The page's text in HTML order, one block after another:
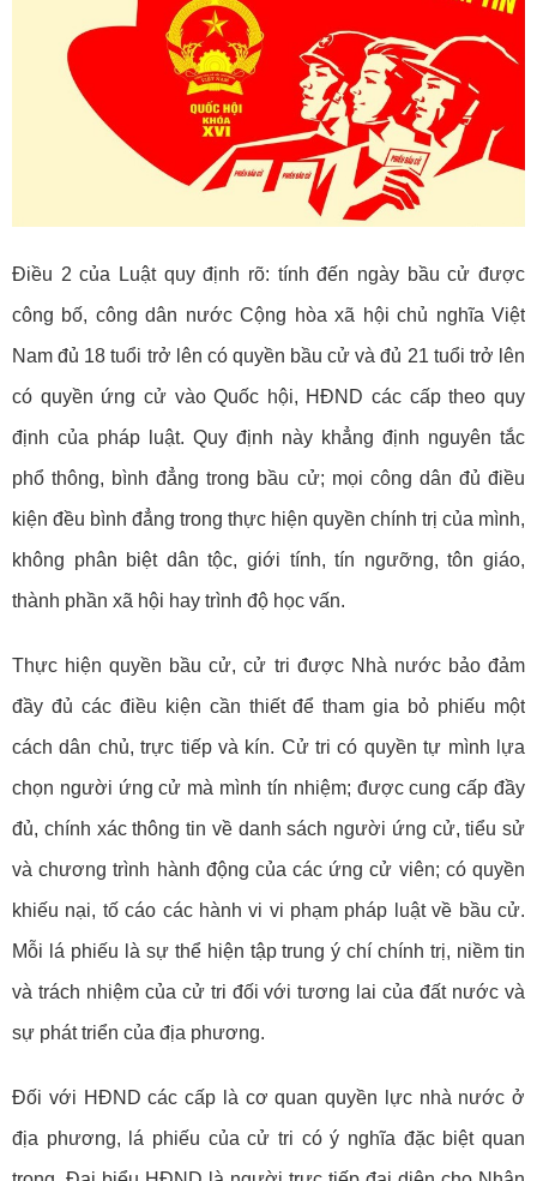
Điều 2 của Luật quy định rõ: tính đến ngày bầu cử được
công bố, công dân nước Cộng hòa xã hội chủ nghĩa Việt
Nam đủ 18 tuổi trở lên có quyền bầu cử và đủ 21 tuổi trở lên
có quyền ứng cử vào Quốc hội, HĐND các cấp theo quy
định của pháp luật. Quy định này khẳng định nguyên tắc
phổ thông, bình đẳng trong bầu cử; mọi công dân đủ điều
kiện đều bình đẳng trong thực hiện quyền chính trị của mình,
không phân biệt dân tộc, giới tính, tín ngưỡng, tôn giáo,
thành phần xã hội hay trình độ học vấn.
Thực hiện quyền bầu cử, cử tri được Nhà nước bảo đảm
đầy đủ các điều kiện cần thiết để tham gia bỏ phiếu một
cách dân chủ, trực tiếp và kín. Cử tri có quyền tự mình lựa
chọn người ứng cử mà mình tín nhiệm; được cung cấp đầy
đủ, chính xác thông tin về danh sách người ứng cử, tiểu sử
và chương trình hành động của các ứng cử viên; có quyền
khiếu nại, tố cáo các hành vi vi phạm pháp luật về bầu cử.
Mỗi lá phiếu là sự thể hiện tập trung ý chí chính trị, niềm tin
và trách nhiệm của cử tri đối với tương lai của đất nước và
sự phát triển của địa phương.
Đối với HĐND các cấp là cơ quan quyền lực nhà nước ở
địa phương, lá phiếu của cử tri có ý nghĩa đặc biệt quan